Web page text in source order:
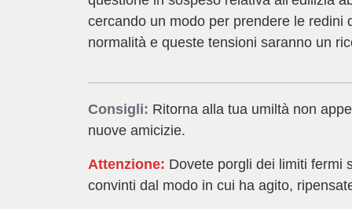
cercando un modo per prendere le redini
normalità e queste tensioni saranno un
Consigli: Ritorna alla tua umiltà non
nuove amicizie.
Attenzione: Dovete porgli dei limiti fermi
convinti dal modo in cui ha agito,